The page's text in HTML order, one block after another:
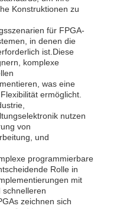
Konstruktionen zu
für FPGA-
in denen die
ist.Diese
komplexe
was eine
ermöglicht.
nutzen
von
und
programmierbare
Rolle in
mit
zeichnen sich